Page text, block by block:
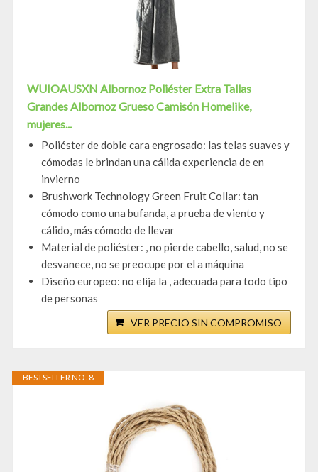
WUIOAUSXN Albornoz Poliéster Extra Tallas
Grandes Albornoz Grueso Camisón Homelike,
mujeres...
Poliéster de doble cara engrosado: las telas suaves y
cómodas le brindan una cálida experiencia de en
invierno
Brushwork Technology Green Fruit Collar: tan
cómodo como una bufanda, a prueba de viento y
cálido, más cómodo de llevar
Material de poliéster: , no pierde cabello, salud, no se
desvanece, no se preocupe por el a máquina
Diseño europeo: no elija la , adecuada para todo tipo
de personas
VER PRECIO SIN COMPROMISO
BESTSELLER NO. 8